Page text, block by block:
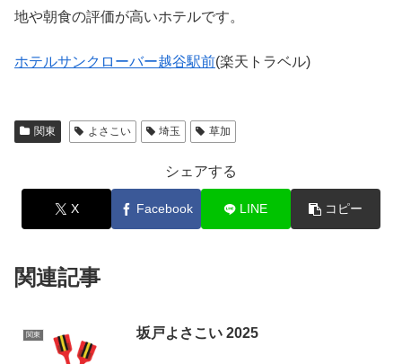
地や朝食の評価が高いホテルです。
ホテルサンクローバー越谷駅前(楽天トラベル)
関東 よさこい 埼玉 草加
シェアする
X Facebook LINE コピー
関連記事
関東 坂戸よさこい 2025